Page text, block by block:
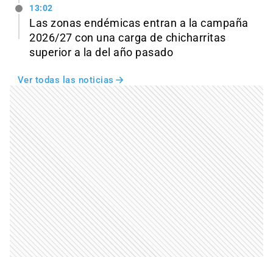
13:02
Las zonas endémicas entran a la campaña
2026/27 con una carga de chicharritas
superior a la del año pasado
Ver todas las noticias